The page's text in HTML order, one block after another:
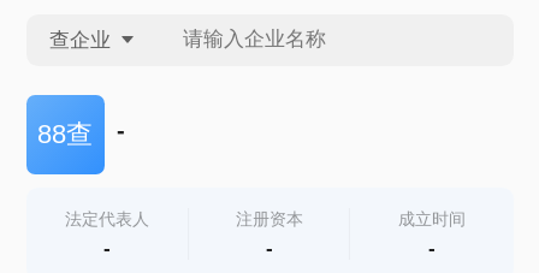
查企业
查企业
查产地
88查 -
法定代表人
-
注册资本
-
成立时间
-